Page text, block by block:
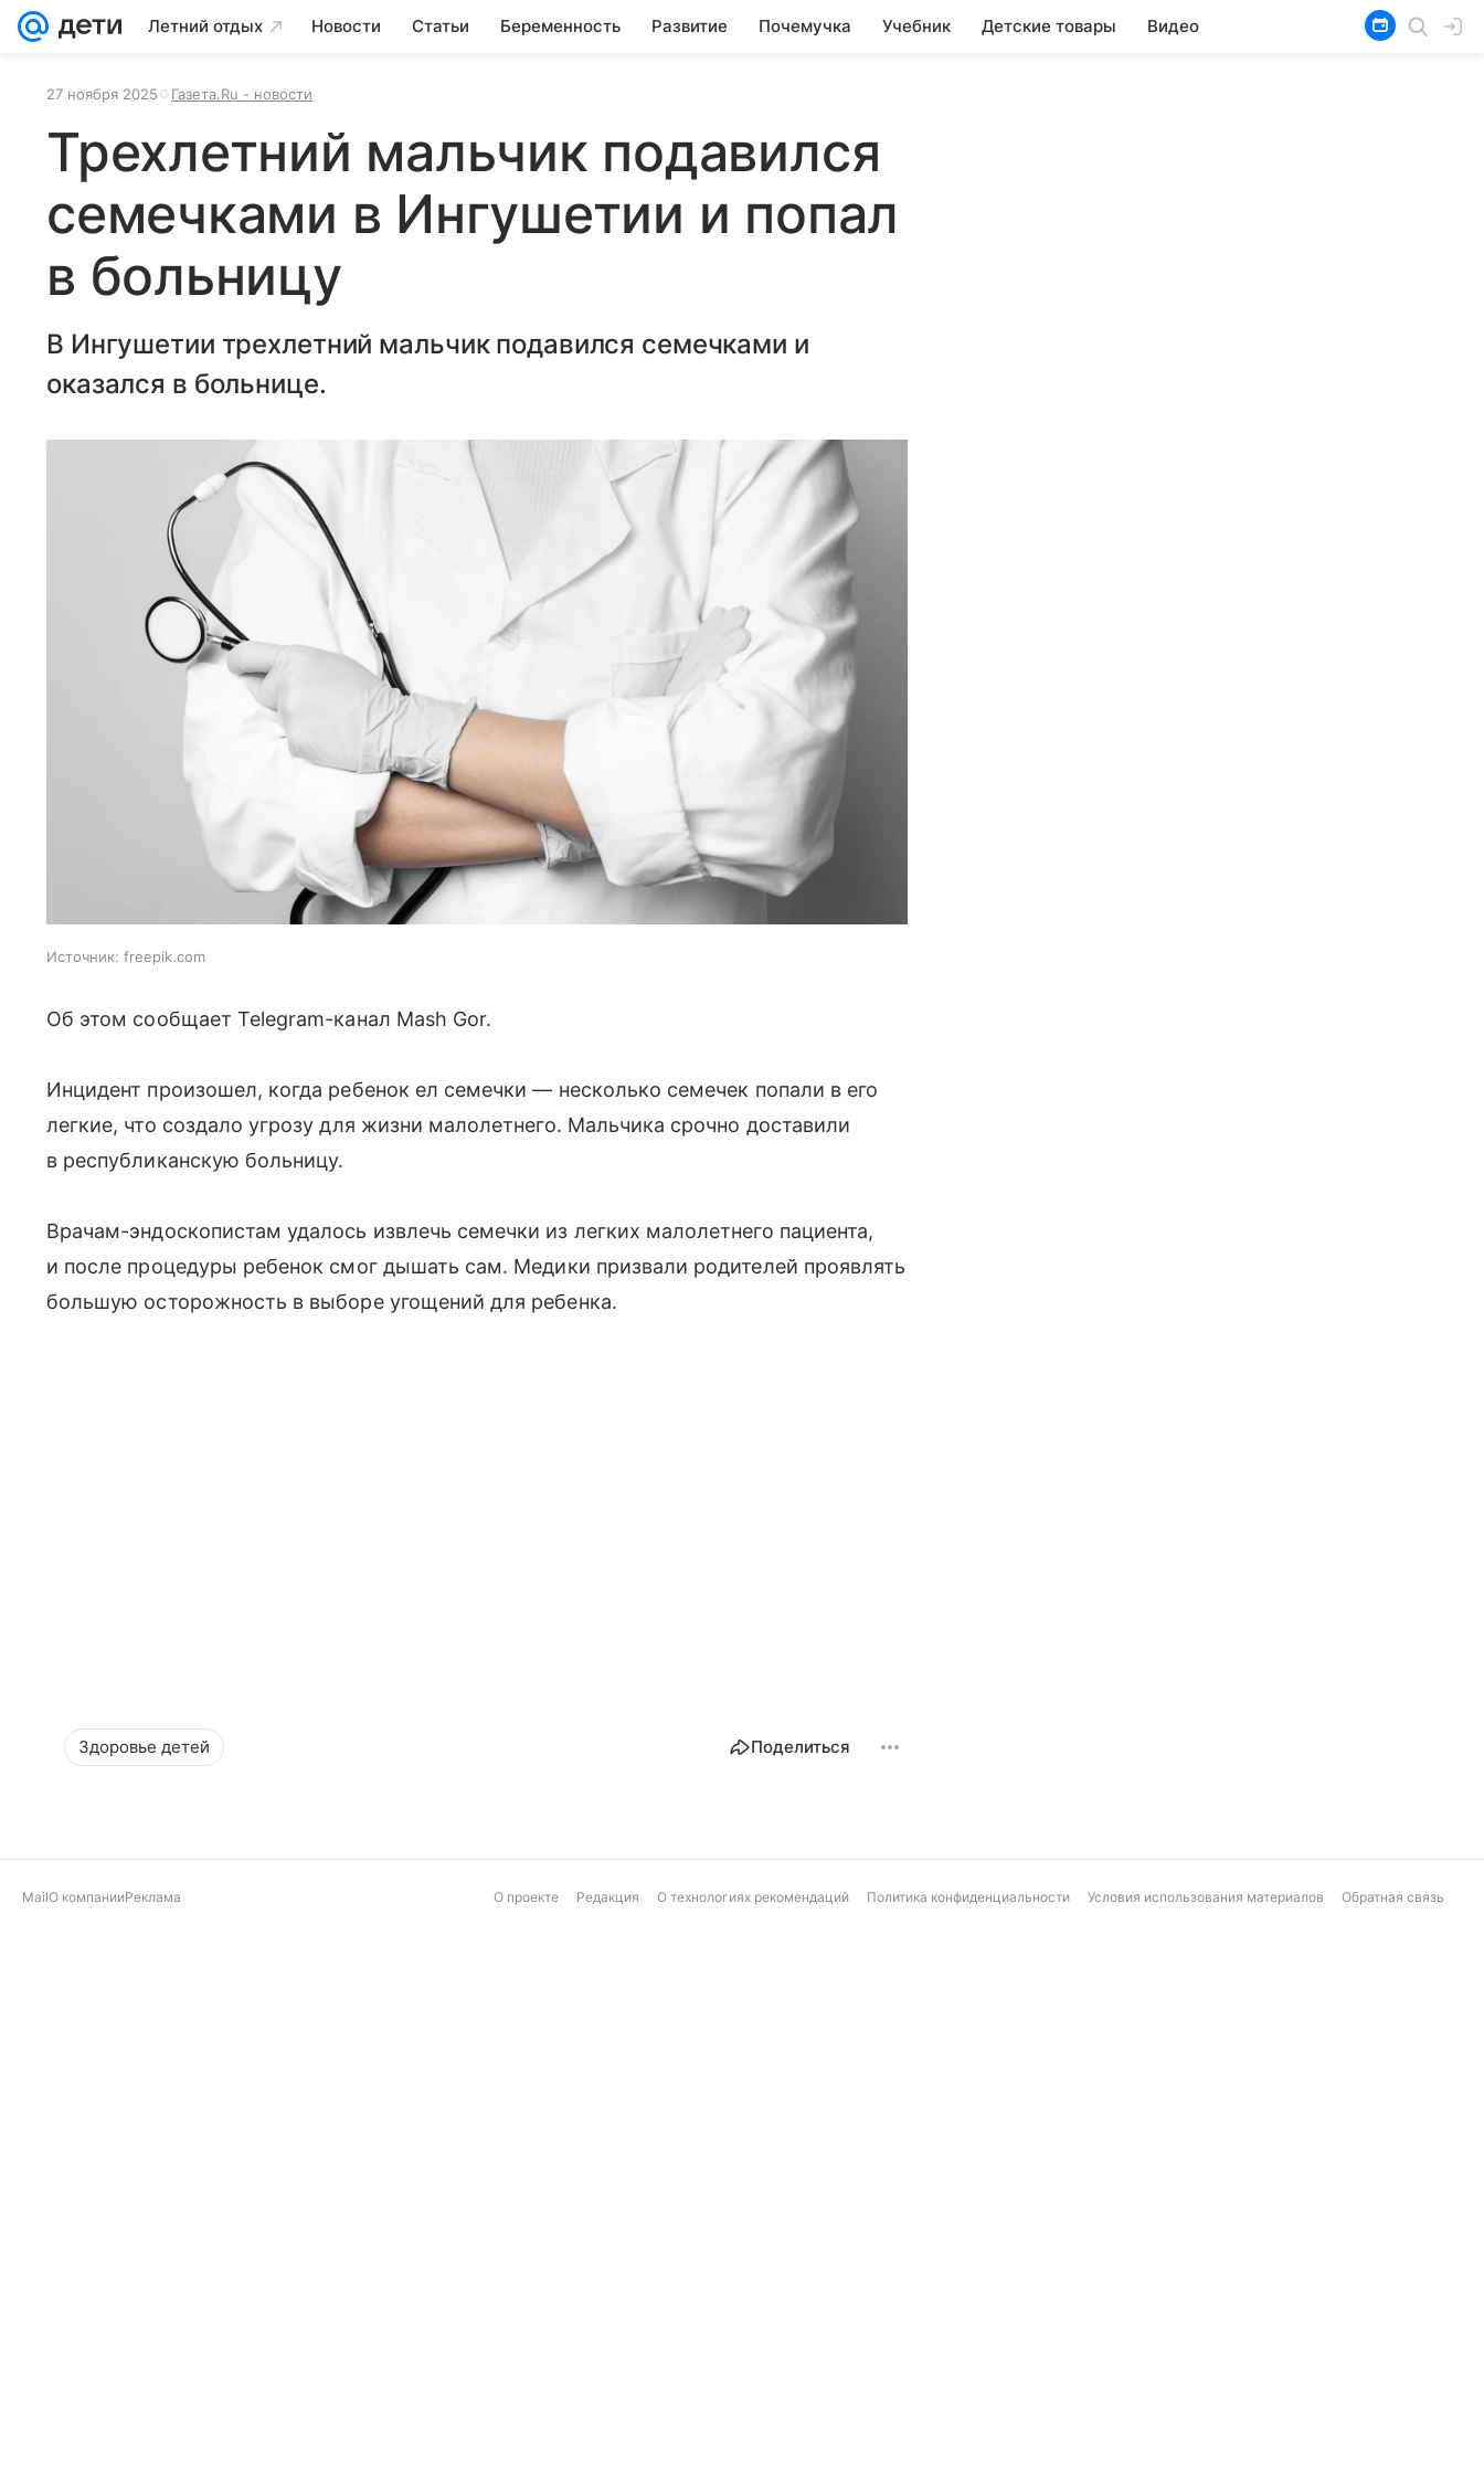
Летний отдых Новости Статьи Беременность Развитие Почемучка Учебник Детские товары Видео
27 ноября 2025 Газета.Ru - новости
Трехлетний мальчик подавился
семечками в Ингушетии и попал
в больницу
В Ингушетии трехлетний мальчик подавился семечками и
оказался в больнице.
Источник: freepik.com
Об этом сообщает Telegram-канал Mash Gor.
Инцидент произошел, когда ребенок ел семечки — несколько семечек попали в его
легкие, что создало угрозу для жизни малолетнего. Мальчика срочно доставили
в республиканскую больницу.
Врачам-эндоскопистам удалось извлечь семечки из легких малолетнего пациента,
и после процедуры ребенок смог дышать сам. Медики призвали родителей проявлять
большую осторожность в выборе угощений для ребенка.
Здоровье детей Поделиться
MailО компанииРеклама О проекте Редакция О технологиях рекомендаций Политика конфиденциальности Условия использования материалов Обратная связь